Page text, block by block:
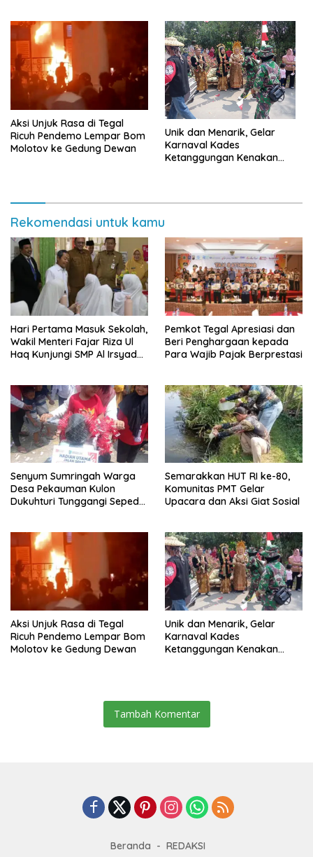
Aksi Unjuk Rasa di Tegal
Ricuh Pendemo Lempar Bom
Molotov ke Gedung Dewan
Unik dan Menarik, Gelar
Karnaval Kades
Ketanggungan Kenakan
Rekomendasi untuk kamu
Hari Pertama Masuk Sekolah,
Wakil Menteri Fajar Riza Ul
Haq Kunjungi SMP Al Irsyad
Pemkot Tegal Apresiasi dan
Beri Penghargaan kepada
Para Wajib Pajak Berprestasi
Senyum Sumringah Warga
Desa Pekauman Kulon
Dukuhturi Tunggangi Sepeda
Semarakkan HUT RI ke-80,
Komunitas PMT Gelar
Upacara dan Aksi Giat Sosial
Aksi Unjuk Rasa di Tegal
Ricuh Pendemo Lempar Bom
Molotov ke Gedung Dewan
Unik dan Menarik, Gelar
Karnaval Kades
Ketanggungan Kenakan
Tambah Komentar
Beranda REDAKSI